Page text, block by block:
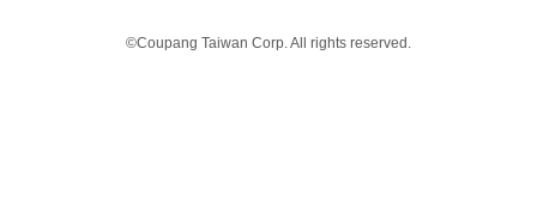
©Coupang Taiwan Corp. All rights reserved.